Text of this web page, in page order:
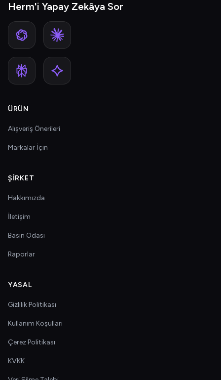
Herm'i Yapay Zekâya Sor
ÜRÜN
Alışveriş Önerileri
Markalar İçin
ŞIRKET
Hakkımızda
İletişim
Basın Odası
Raporlar
YASAL
Gizlilik Politikası
Kullanım Koşulları
Çerez Politikası
KVKK